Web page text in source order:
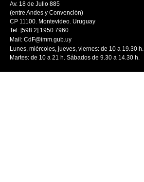
Av. 18 de Julio 885
(entre Andes y Convención)
CP 11100. Montevideo. Uruguay
Tel: [598 2] 1950 7960
Mail: CdF@imm.gub.uy
Lunes, miércoles, jueves, viernes: de 10 a 19.30 h.
Martes: de 10 a 21 h. Sábados de 9.30 a 14.30 h.